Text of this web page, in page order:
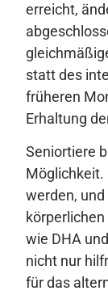
erreicht,
statt des
früheren
Erhaltung
Seniortiere
Möglichkeit.
werden,
wie DHA
nicht nur
für das